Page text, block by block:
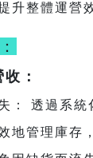
升整體運營
：
： 透過系統
地管理庫存